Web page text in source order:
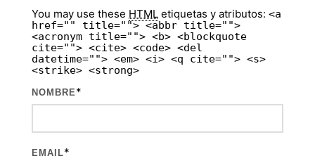
You may use these HTML etiquetas y atributos: <a
href="" title=""> <abbr title="">
<acronym title=""> <b> <blockquote
cite=""> <cite> <code> <del
datetime=""> <em> <i> <q cite=""> <s>
<strike> <strong>
NOMBRE*
EMAIL*